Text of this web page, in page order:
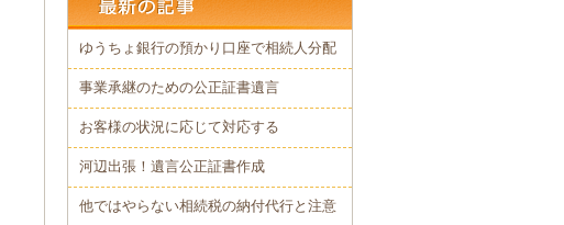
ゆうちょ銀行の預かり口座で相続人分配
事業承継のための公正証書遺言
お客様の状況に応じて対応する
河辺出張！遺言公正証書作成
他ではやらない相続税の納付代行と注意